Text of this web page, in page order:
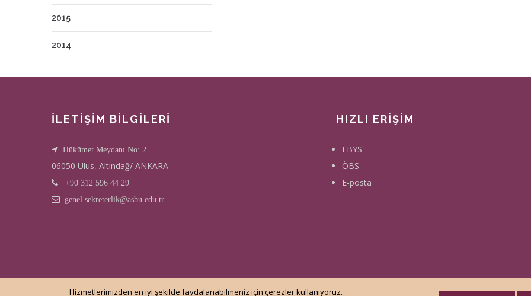
2015
2014
İLETİŞİM BİLGİLERİ
Hükümet Meydanı No: 2
06050 Ulus, Altındağ/ ANKARA
+90 312 596 44 29
genel.sekreterlik@asbu.edu.tr
HIZLI ERİŞİM
EBYS
ÖBS
E-posta
Hizmetlerimizden en iyi şekilde faydalanabilmeniz için çerezler kullanıyoruz.